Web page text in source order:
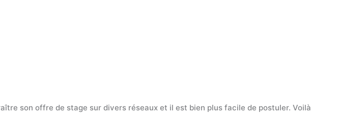
son offre de stage sur divers réseaux et il est bien plus facile de postuler. Voilà